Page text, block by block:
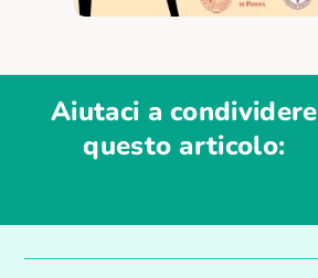
Aiutaci a condividere
questo articolo: